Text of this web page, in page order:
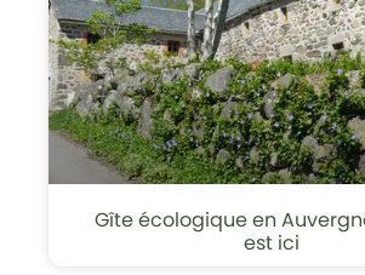
Gîte écologique en
est ici